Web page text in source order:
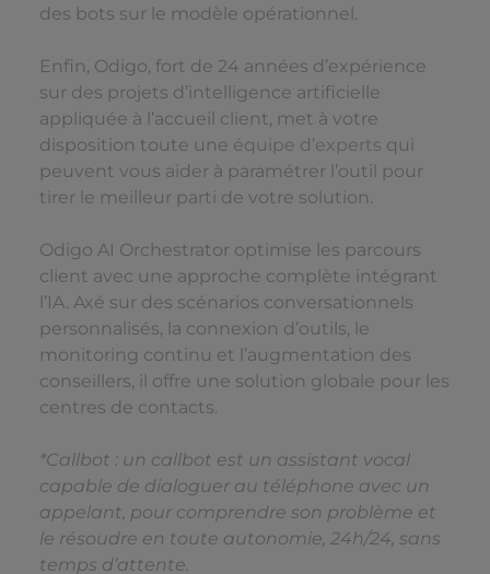
des bots sur le modèle opérationnel.
Enfin, Odigo, fort de 24 années d’expérience
sur des projets d’intelligence artificielle
appliquée à l’accueil client, met à votre
disposition toute une équipe d’experts qui
peuvent vous aider à paramétrer l’outil pour
tirer le meilleur parti de votre solution.
Odigo AI Orchestrator optimise les parcours
client avec une approche complète intégrant
l’IA. Axé sur des scénarios conversationnels
personnalisés, la connexion d’outils, le
monitoring continu et l’augmentation des
conseillers, il offre une solution globale pour les
centres de contacts.
*Callbot : un callbot est un assistant vocal
capable de dialoguer au téléphone avec un
appelant, pour comprendre son problème et
le résoudre en toute autonomie, 24h/24, sans
temps d’attente.